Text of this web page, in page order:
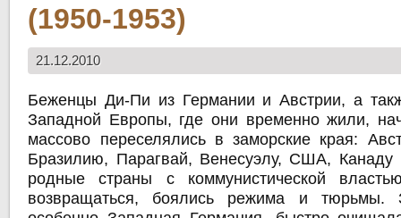
(1950-1953)
21.12.2010
Беженцы Ди-Пи из Германии и Австрии, а
Западной Европы, где они временно жили,
массово переселялись в заморские края:
Бразилию, Парагвай, Венесуэлу, США,
родные страны с коммунистической
возвращаться, боялись режима и тюрьмы.